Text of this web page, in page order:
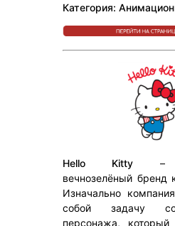
Категория:
Hello Kitty –
вечнозелёный бренд
Изначально
собой задачу
персонажа,